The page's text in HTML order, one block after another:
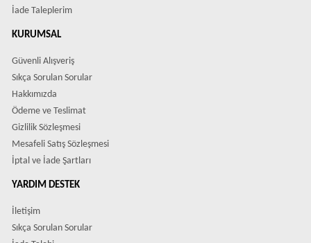
İade Taleplerim
KURUMSAL
Güvenli Alışveriş
Sıkça Sorulan Sorular
Hakkımızda
Ödeme ve Teslimat
Gizlilik Sözleşmesi
Mesafeli Satış Sözleşmesi
İptal ve İade Şartları
YARDIM DESTEK
İletişim
Sıkça Sorulan Sorular